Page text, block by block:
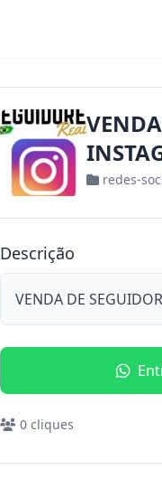
redes-
Descrição
VENDA DE
0 cliques